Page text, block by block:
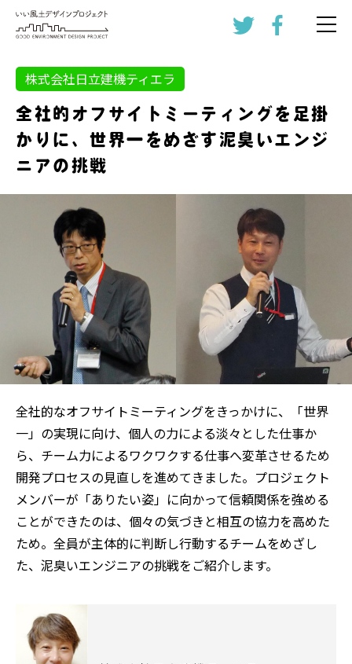
株式会社日立建機ティエラ
全社的オフサイトミーティングを足掛
かりに、世界一をめざす泥臭いエンジ
ニアの挑戦
全社的なオフサイトミーティングをきっかけに、「世界
一」の実現に向け、個人の力による淡々とした仕事か
ら、チーム力によるワクワクする仕事へ変革させるため
開発プロセスの見直しを進めてきました。プロジェクト
メンバーが「ありたい姿」に向かって信頼関係を強める
ことができたのは、個々の気づきと相互の協力を高めた
ため。全員が主体的に判断し行動するチームをめざし
た、泥臭いエンジニアの挑戦をご紹介します。